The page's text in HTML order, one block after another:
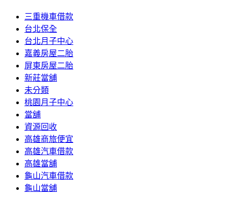
三重機車借款
台北保全
台北月子中心
嘉義房屋二胎
屏東房屋二胎
新莊當舖
未分類
桃園月子中心
當舖
資源回收
高雄商旅便宜
高雄汽車借款
高雄當舖
龜山汽車借款
龜山當舖